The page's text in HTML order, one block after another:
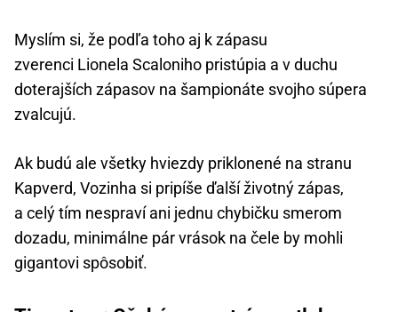
Myslím si, že podľa toho aj k zápasu
zverenci Lionela Scaloniho pristúpia a v duchu
doterajších zápasov na šampionáte svojho súpera
zvalcujú.
Ak budú ale všetky hviezdy priklonené na stranu
Kapverd, Vozinha si pripíše ďalší životný zápas,
a celý tím nespraví ani jednu chybičku smerom
dozadu, minimálne pár vrások na čele by mohli
gigantovi spôsobiť.